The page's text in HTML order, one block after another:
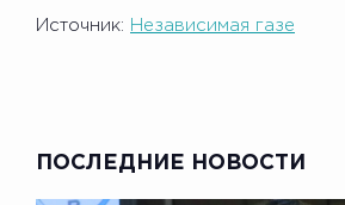
Источник: Независимая газе
ПОСЛЕДНИЕ НОВОСТИ